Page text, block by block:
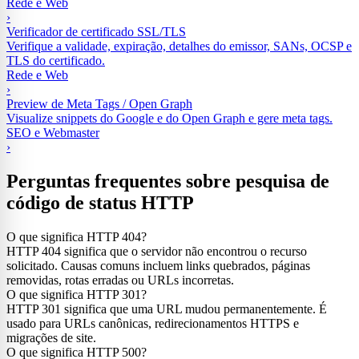
›
Verificador de certificado SSL/TLS
Verifique a validade, expiração, detalhes do emissor, SANs, OCSP e
TLS do certificado.
Rede e Web
›
Preview de Meta Tags / Open Graph
Visualize snippets do Google e do Open Graph e gere meta tags.
SEO e Webmaster
›
Perguntas frequentes sobre pesquisa de
código de status HTTP
O que significa HTTP 404?
HTTP 404 significa que o servidor não encontrou o recurso
solicitado. Causas comuns incluem links quebrados, páginas
removidas, rotas erradas ou URLs incorretas.
O que significa HTTP 301?
HTTP 301 significa que uma URL mudou permanentemente. É
usado para URLs canônicas, redirecionamentos HTTPS e
migrações de site.
O que significa HTTP 500?